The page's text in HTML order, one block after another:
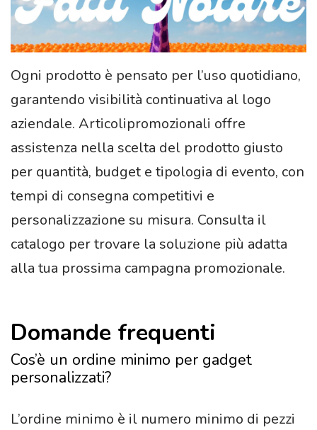
Ogni prodotto è pensato per l’uso quotidiano,
garantendo visibilità continuativa al logo
aziendale. Articolipromozionali offre
assistenza nella scelta del prodotto giusto
per quantità, budget e tipologia di evento, con
tempi di consegna competitivi e
personalizzazione su misura. Consulta il
catalogo per trovare la soluzione più adatta
alla tua prossima campagna promozionale.
Domande frequenti
Cos’è un ordine minimo per gadget
personalizzati?
L’ordine minimo è il numero minimo di pezzi